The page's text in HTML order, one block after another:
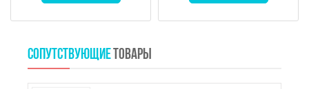
СОПУТСТВУЮЩИЕ ТОВАРЫ